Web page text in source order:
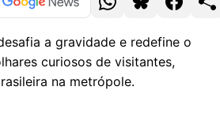
a gravidade e redefine o
curiosos de visitantes,
na metrópole.